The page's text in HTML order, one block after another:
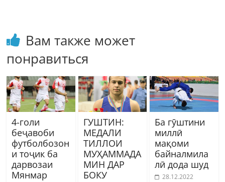
Вам также может
понравиться
4-голи
беҷавоби
футболбозон
и тоҷик ба
дарвозаи
Мянмар
ГУШТИН:
МЕДАЛИ
ТИЛЛОИ
МУҲАММАДА
МИН ДАР
БОКУ
Ба гӯштини
миллӣ
мақоми
байналмила
лӣ дода шуд
28.12.2022